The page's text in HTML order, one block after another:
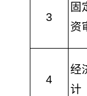
3
固
资
4
经
计